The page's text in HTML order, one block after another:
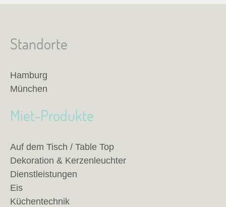
Standorte
Hamburg
München
Miet-Produkte
Auf dem Tisch / Table Top
Dekoration & Kerzenleuchter
Dienstleistungen
Eis
Küchentechnik